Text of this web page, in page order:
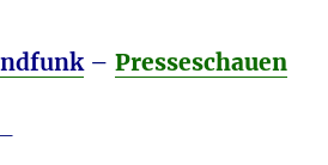
– Presseschauen